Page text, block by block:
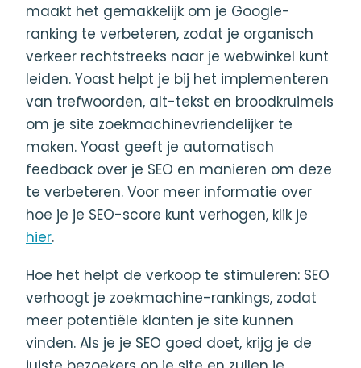
maakt het gemakkelijk om je Google-
ranking te verbeteren, zodat je organisch
verkeer rechtstreeks naar je webwinkel kunt
leiden. Yoast helpt je bij het implementeren
van trefwoorden, alt-tekst en broodkruimels
om je site zoekmachinevriendelijker te
maken. Yoast geeft je automatisch
feedback over je SEO en manieren om deze
te verbeteren. Voor meer informatie over
hoe je je SEO-score kunt verhogen, klik je
hier.
Hoe het helpt de verkoop te stimuleren: SEO
verhoogt je zoekmachine-rankings, zodat
meer potentiële klanten je site kunnen
vinden. Als je je SEO goed doet, krijg je de